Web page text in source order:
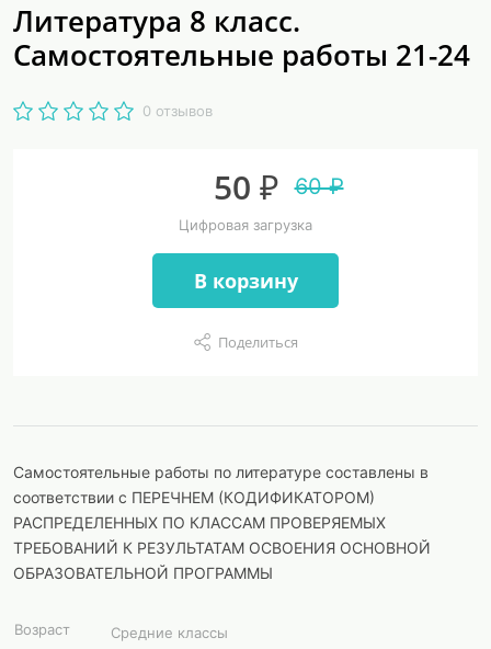
Литература 8 класс.
Самостоятельные работы 21-24
0 отзывов
50 ₽ 60 ₽
Цифровая загрузка
В корзину
Поделиться
Самостоятельные работы по литературе составлены в
соответствии с ПЕРЕЧНЕМ (КОДИФИКАТОРОМ)
РАСПРЕДЕЛЕННЫХ ПО КЛАССАМ ПРОВЕРЯЕМЫХ
ТРЕБОВАНИЙ К РЕЗУЛЬТАТАМ ОСВОЕНИЯ ОСНОВНОЙ
ОБРАЗОВАТЕЛЬНОЙ ПРОГРАММЫ
Возраст
Средние классы